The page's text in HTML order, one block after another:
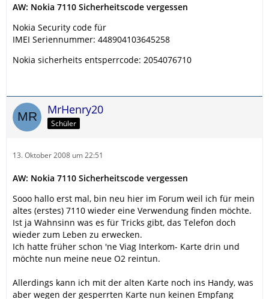
AW: Nokia 7110 Sicherheitscode vergessen
Nokia Security code für
IMEI Seriennummer: 448904103645258
Nokia sicherheits entsperrcode: 2054076710
MrHenry20
Schüler
13. Oktober 2008 um 22:51
AW: Nokia 7110 Sicherheitscode vergessen
Sooo hallo erst mal, bin neu hier im Forum weil ich für mein
altes (erstes) 7110 wieder eine Verwendung finden möchte.
Ist ja Wahnsinn was es für Tricks gibt, das Telefon doch
wieder zum Leben zu erwecken.
Ich hatte früher schon 'ne Viag Interkom- Karte drin und
möchte nun meine neue O2 reintun.
Allerdings kann ich mit der alten Karte noch ins Handy, was
aber wegen der gesperrten Karte nun keinen Empfang